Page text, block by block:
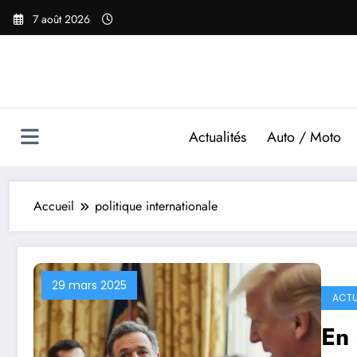
Aller
7 août 2026
Actualités Auto / Moto
Accueil politique internationale
29 mars 2025